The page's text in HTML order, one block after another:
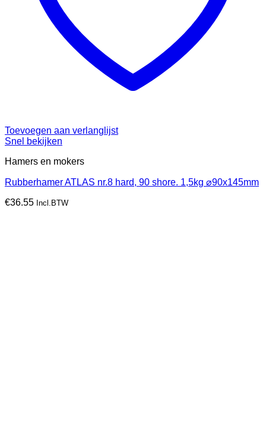
Toevoegen aan verlanglijst
Snel bekijken
Hamers en mokers
Rubberhamer ATLAS nr.8 hard, 90 shore. 1,5kg ⌀90x145mm
€36.55 Incl.BTW